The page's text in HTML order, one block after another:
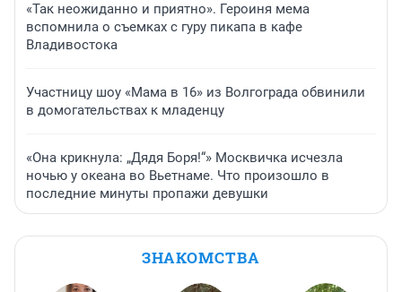
«Так неожиданно и приятно». Героиня мема
вспомнила о съемках с гуру пикапа в кафе
Владивостока
Участницу шоу «Мама в 16» из Волгограда обвинили
в домогательствах к младенцу
«Она крикнула: „Дядя Боря!“» Москвичка исчезла
ночью у океана во Вьетнаме. Что произошло в
последние минуты пропажи девушки
ЗНАКОМСТВА